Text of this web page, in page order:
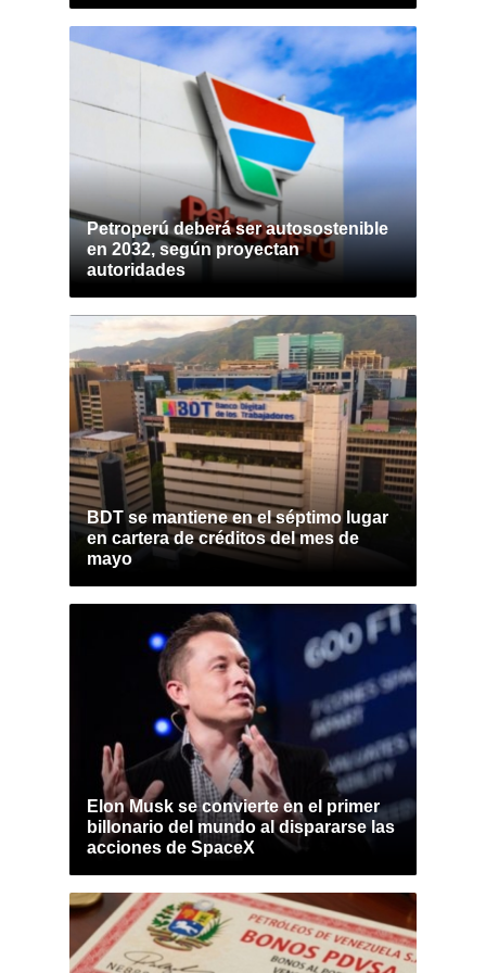
Petroperú deberá ser autosostenible
en 2032, según proyectan
autoridades
BDT se mantiene en el séptimo lugar
en cartera de créditos del mes de
mayo
Elon Musk se convierte en el primer
billonario del mundo al dispararse las
acciones de SpaceX